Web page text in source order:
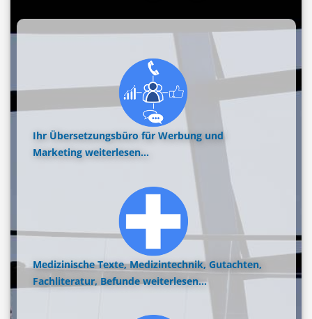
Ihr Übersetzungsbüro für Werbung und
Marketing weiterlesen...
Medizinische Texte, Medizintechnik, Gutachten,
Fachliteratur, Befunde weiterlesen...